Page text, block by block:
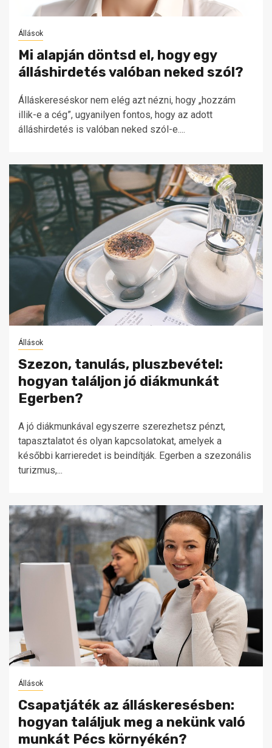
Állások
Mi alapján döntsd el, hogy egy
álláshirdetés valóban neked szól?
Álláskereséskor nem elég azt nézni, hogy „hozzám
illik-e a cég”, ugyanilyen fontos, hogy az adott
álláshirdetés is valóban neked szól-e....
Állások
Szezon, tanulás, pluszbevétel:
hogyan találjon jó diákmunkát
Egerben?
A jó diákmunkával egyszerre szerezhetsz pénzt,
tapasztalatot és olyan kapcsolatokat, amelyek a
későbbi karrieredet is beindítják. Egerben a szezonális
turizmus,...
Állások
Csapatjáték az álláskeresésben:
hogyan találjuk meg a nekünk való
munkát Pécs környékén?